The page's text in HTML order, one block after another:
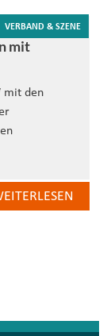
mit
mit den
VERBAND & SZENE